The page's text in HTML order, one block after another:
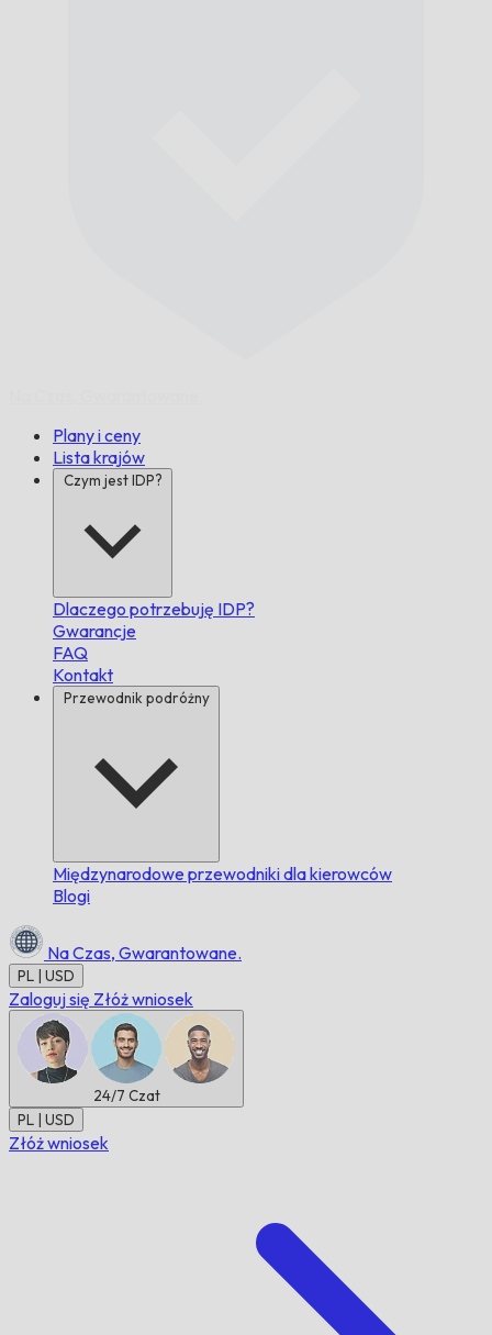
Plany i ceny
Lista krajów
Czym jest IDP?
Dlaczego potrzebuję IDP?
Gwarancje
FAQ
Kontakt
Przewodnik podróżny
Międzynarodowe przewodniki dla kierowców
Blogi
Na Czas, Gwarantowane.
PL | USD
Zaloguj się Złóż wniosek
24/7 Czat
PL | USD
Złóż wniosek